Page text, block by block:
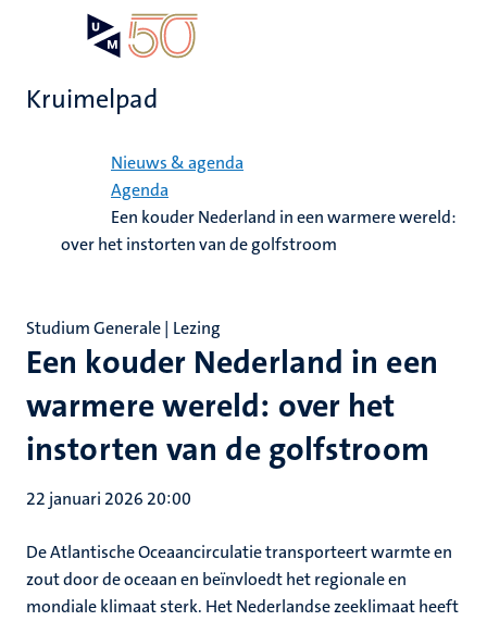
Kruimelpad
Nieuws & agenda
Agenda
Een kouder Nederland in een warmere wereld:
over het instorten van de golfstroom
Een kouder Nederland in een
warmere wereld: over het
instorten van de golfstroom
Studium Generale | Lezing
22 januari 2026 20:00
De Atlantische Oceaancirculatie transporteert warmte en
zout door de oceaan en beïnvloedt het regionale en
mondiale klimaat sterk. Het Nederlandse zeeklimaat heeft